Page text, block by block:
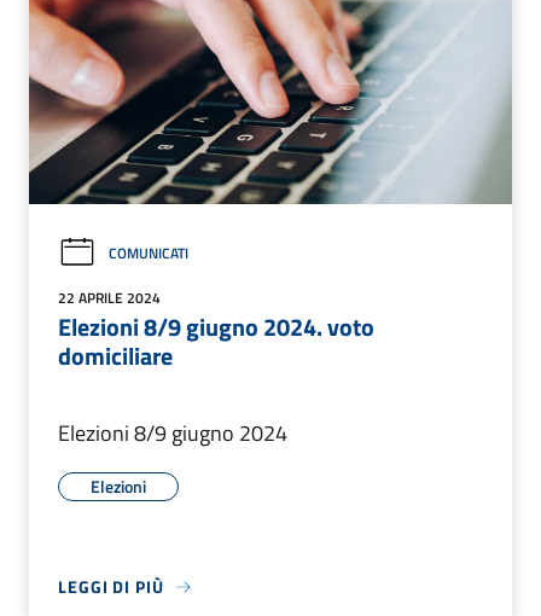
COMUNICATI
22 APRILE 2024
Elezioni 8/9 giugno 2024. voto
domiciliare
Elezioni 8/9 giugno 2024
Elezioni
LEGGI DI PIÙ